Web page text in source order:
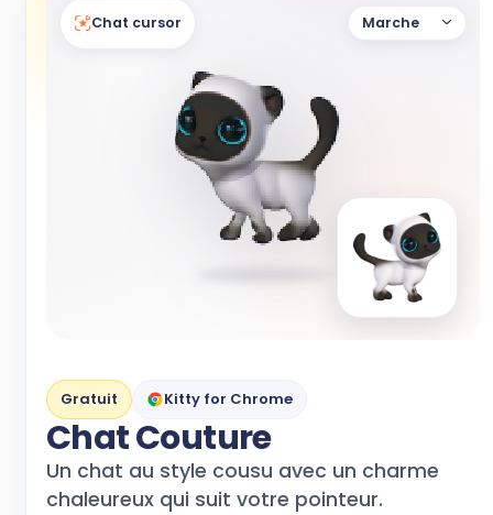
Chat cursor Marche
Gratuit Kitty for Chrome
Chat Couture
Un chat au style cousu avec un charme
chaleureux qui suit votre pointeur.